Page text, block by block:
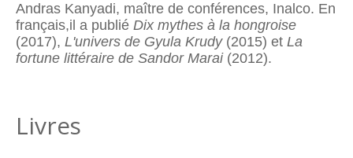
Andras Kanyadi, maître de conférences, Inalco. En
français,il a publié Dix mythes à la hongroise
(2017), L'univers de Gyula Krudy(2015) et La
fortune littéraire de Sandor Marai(2012).
Livres